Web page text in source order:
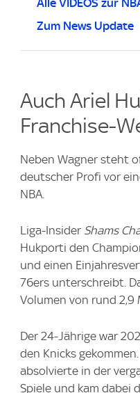
Zum News Update
Auch Ariel
Franchise-
Neben Wagner steht
deutscher Profi vor
NBA.
Liga-Insider Shams
Hukporti den
und einen
76ers unterschreibt.
Volumen von rund 2,9
Der 24-Jährige war
den Knicks
absolvierte in der
Spiele und kam dabei